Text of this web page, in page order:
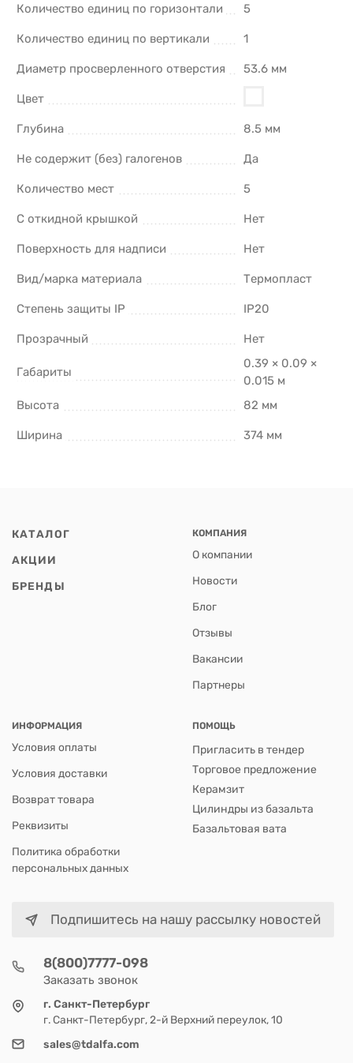
Количество единиц по горизонтали 5
Количество единиц по вертикали 1
Диаметр просверленного отверстия 53.6 мм
Цвет
Глубина 8.5 мм
Не содержит (без) галогенов Да
Количество мест 5
С откидной крышкой Нет
Поверхность для надписи Нет
Вид/марка материала Термопласт
Степень защиты IP IP20
Прозрачный Нет
Габариты
0.39 × 0.09 ×
0.015 м
Высота
82 мм
Ширина 374 мм
КАТАЛОГ
АКЦИИ
БРЕНДЫ
КОМПАНИЯ
О компании
Новости
Блог
Отзывы
Вакансии
Партнеры
ИНФОРМАЦИЯ
Условия оплаты
Условия доставки
Возврат товара
Реквизиты
Политика обработки
персональных данных
ПОМОЩЬ
Пригласить в тендер
Торговое предложение
Керамзит
Цилиндры из базальта
Базальтовая вата
Подпишитесь на нашу рассылку новостей
8(800)7777-098
Заказать звонок
г. Санкт-Петербург
г. Санкт-Петербург, 2-й Верхний переулок, 10
sales@tdalfa.com